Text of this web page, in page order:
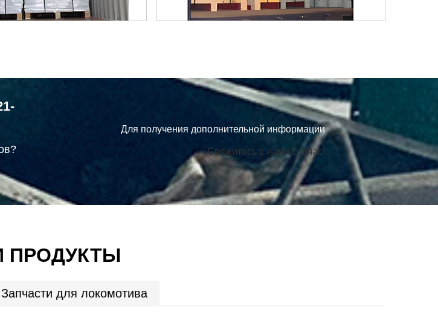
Для получения дополнительной информации
Свяжитесь с нами сейчас!
ПРОДУКТЫ
Запчасти для локомотива